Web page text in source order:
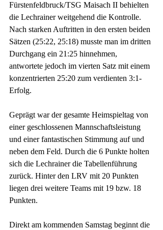
Fürstenfeldbruck/TSG Maisach II behielten
die Lechrainer weitgehend die Kontrolle.
Nach starken Auftritten in den ersten beiden
Sätzen (25:22, 25:18) musste man im dritten
Durchgang ein 21:25 hinnehmen,
antwortete jedoch im vierten Satz mit einem
konzentrierten 25:20 zum verdienten 3:1-
Erfolg.
Geprägt war der gesamte Heimspieltag von
einer geschlossenen Mannschaftsleistung
und einer fantastischen Stimmung auf und
neben dem Feld. Durch die 6 Punkte holten
sich die Lechrainer die Tabellenführung
zurück. Hinter den LRV mit 20 Punkten
liegen drei weitere Teams mit 19 bzw. 18
Punkten.
Direkt am kommenden Samstag beginnt die